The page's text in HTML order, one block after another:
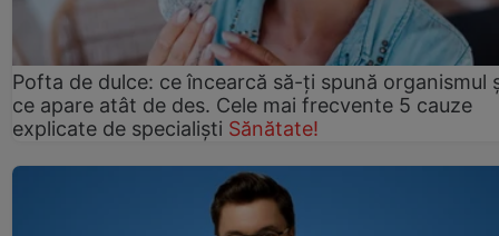
Pofta de dulce: ce încearcă să-ți spună organismul
ce apare atât de des. Cele mai frecvente 5 cauze
explicate de specialiști Sănătate!